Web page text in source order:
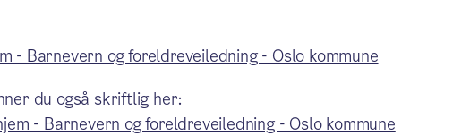
- Barnevern og foreldreveiledning - Oslo kommune
du også skriftlig her:
- Barnevern og foreldreveiledning - Oslo kommune